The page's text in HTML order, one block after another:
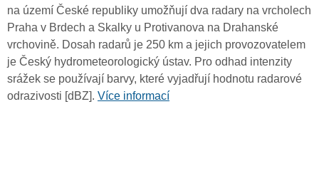
na území České republiky umožňují dva radary na vrcholech
Praha v Brdech a Skalky u Protivanova na Drahanské
vrchovině. Dosah radarů je 250 km a jejich provozovatelem
je Český hydrometeorologický ústav. Pro odhad intenzity
srážek se používají barvy, které vyjadřují hodnotu radarové
odrazivosti [dBZ]. Více informací